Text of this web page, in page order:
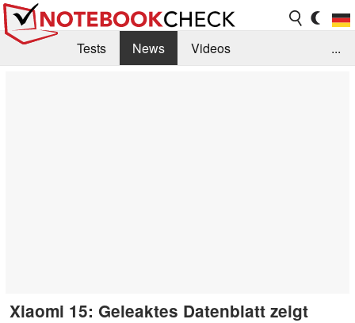
Tests News
Videos
...
Xiaomi 15: Geleaktes Datenblatt zeigt